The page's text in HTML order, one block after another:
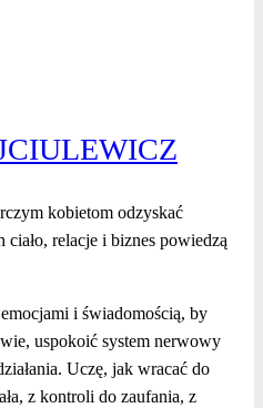
kobietom odzyskać
relacje i biznes powiedzą
i świadomością, by
uspokoić system nerwowy
Uczę, jak wracać do
z kontroli do zaufania, z